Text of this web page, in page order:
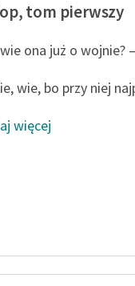
tom pierwszy
ona już o wojnie?
wie, bo przy niej
więcej